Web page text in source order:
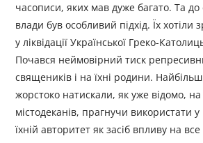
часописи, яких мав дуже багато. Та
влади був особливий підхід. Їх
у ліквідації Української Греко-
Почався неймовірний тиск
священиків і на їхні родини.
жорстоко натискали, як уже відомо, на
містодеканів, прагнучи використати у
їхній авторитет як засіб впливу на